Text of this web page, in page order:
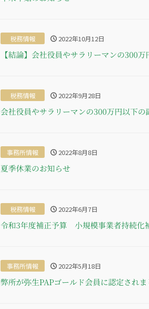
税務情報 2022年10月12日
【結論】会社役員やサラリーマンの300
税務情報 2022年9月28日
会社役員やサラリーマンの300万円以下の
事務所情報 2022年8月8日
夏季休業のお知らせ
税務情報 2022年6月7日
令和3年度補正予算 小規模事業者持続化
事務所情報 2022年5月18日
弊所が弥生PAPゴールド会員に認定されま